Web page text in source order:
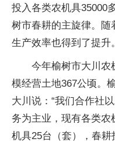
投入各类农机具35000
树市春耕的主旋律。随
生产效率也得到了提升。
今年榆树市大川农
模经营土地367公顷。
大川说：“我们合作社
务为主业，现有各类农
机具25台（套），春